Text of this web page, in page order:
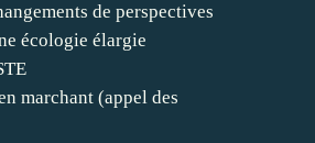
de perspectives
écologie élargie
marchant (appel des